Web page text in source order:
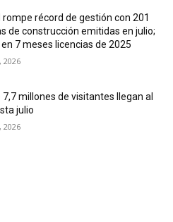
rompe récord de gestión con 201
de construcción emitidas en julio;
7 meses licencias de 2025
2026
7,7 millones de visitantes llegan al
julio
2026